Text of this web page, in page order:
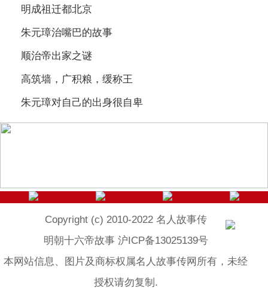
明成祖迁都北京
朱元璋治嘴巴的故事
顺治帝出家之谜
高筑墙，广积粮，缓称王
朱元璋对自己的出身很自卑
Copyright (c) 2010-2022 名人故事传
明朝十六帝故事 沪ICP备13025139号
本网站信息、图片及商标权属名人故事传网所有，未经
授权请勿复制.